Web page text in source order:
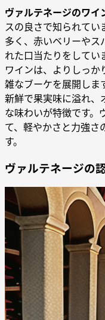
ヴァルテネージのワイ
スの良さで知られてい
多く、赤いベリーやス
れた口当たりをしてい
ワインは、よりしっ
雑なブーケを展開しま
新鮮で果実味に溢れ、
な味わいが特徴です。
て、軽やかさと力強さ
す。
ヴァルテネージの